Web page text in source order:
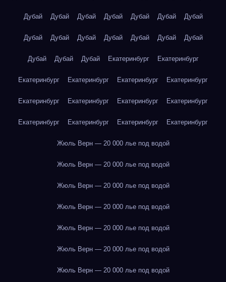
Дубай Дубай Дубай Дубай Дубай Дубай Дубай
Дубай Дубай Дубай Дубай Дубай Дубай Дубай
Дубай Дубай Дубай Екатеринбург Екатеринбург
Екатеринбург Екатеринбург Екатеринбург Екатеринбург
Екатеринбург Екатеринбург Екатеринбург Екатеринбург
Екатеринбург Екатеринбург Екатеринбург Екатеринбург
Жюль Верн — 20 000 лье под водой
Жюль Верн — 20 000 лье под водой
Жюль Верн — 20 000 лье под водой
Жюль Верн — 20 000 лье под водой
Жюль Верн — 20 000 лье под водой
Жюль Верн — 20 000 лье под водой
Жюль Верн — 20 000 лье под водой